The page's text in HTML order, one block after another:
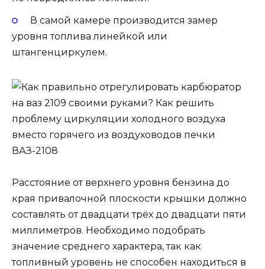
В самой камере производится замер
уровня топлива линейкой или
штангенциркулем.
Расстояние от верхнего уровня бензина до
края привалочной плоскости крышки должно
составлять от двадцати трёх до двадцати пяти
миллиметров. Необходимо подобрать
значение среднего характера, так как
топливный уровень не способен находиться в